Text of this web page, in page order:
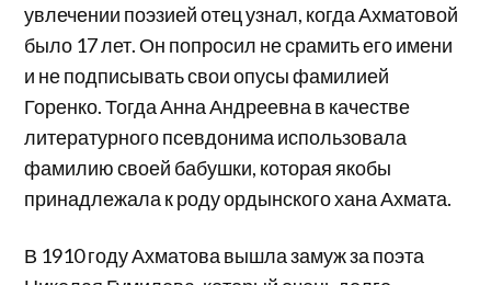
увлечении поэзией отец узнал, когда Ахматовой
было 17 лет. Он попросил не срамить его имени
и не подписывать свои опусы фамилией
Горенко. Тогда Анна Андреевна в качестве
литературного псевдонима использовала
фамилию своей бабушки, которая якобы
принадлежала к роду ордынского хана Ахмата.
В 1910 году Ахматова вышла замуж за поэта